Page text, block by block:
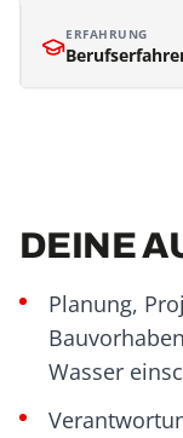
ERFAHRUNG
DEINE
Planung,
Wasser